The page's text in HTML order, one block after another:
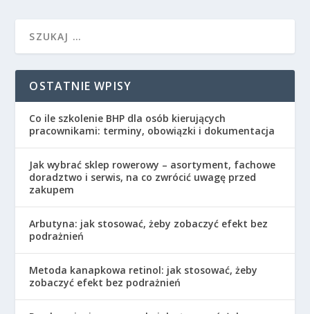
OSTATNIE WPISY
Co ile szkolenie BHP dla osób kierujących
pracownikami: terminy, obowiązki i dokumentacja
Jak wybrać sklep rowerowy – asortyment, fachowe
doradztwo i serwis, na co zwrócić uwagę przed
zakupem
Arbutyna: jak stosować, żeby zobaczyć efekt bez
podrażnień
Metoda kanapkowa retinol: jak stosować, żeby
zobaczyć efekt bez podrażnień